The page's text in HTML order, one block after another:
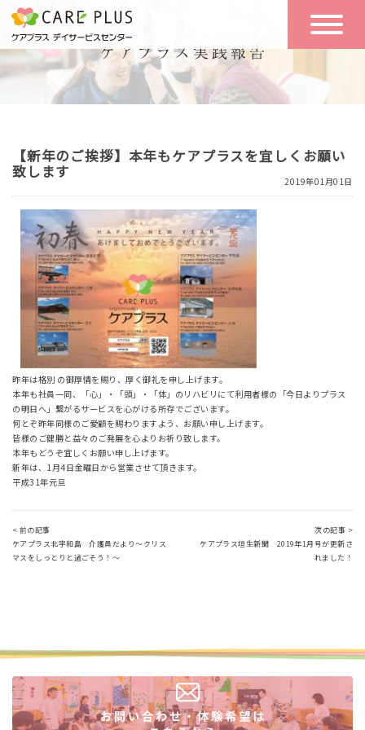
こんな方に
おすすめ
一日の流れ
一日体験
空き状況
リクルート
お問い合わせ
体験希望
【新年のご挨拶】本年もケアプラスを宜しくお願い
致します
2019年01月01日
昨年は格別 の御厚情を賜り、厚く御礼を申し上げます。
本年も社員一同、「心」・「頭」・「体」のリハビリにて利用者様の「今日よりプラス
の明日へ」繋がるサービスを心がける所存でございます。
何とぞ昨年同様のご愛顧を賜わりますよう、お願い申し上げます。
皆様のご健勝と益々のご発展を心よりお祈り致します。
本年もどうぞ宜しくお願い申し上げます。
新年は、 1 月4日金曜日から営業させて頂きます。
平成31年元旦
< 前の記事
ケアプラス北宇和島 介護員だより～クリス
マスをしっとりと過ごそう！～
次の記事 >
ケアプラス垣生新聞 2019年1月号が更新さ
れました！